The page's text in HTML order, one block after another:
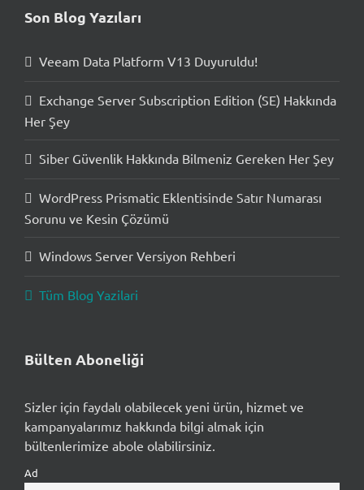
Son Blog Yazıları
Veeam Data Platform V13 Duyuruldu!
Exchange Server Subscription Edition (SE) Hakkında
Her Şey
Siber Güvenlik Hakkında Bilmeniz Gereken Her Şey
WordPress Prismatic Eklentisinde Satır Numarası
Sorunu ve Kesin Çözümü
Windows Server Versiyon Rehberi
Tüm Blog Yazilari
Bülten Aboneliği
Sizler için faydalı olabilecek yeni ürün, hizmet ve
kampanyalarımız hakkında bilgi almak için
bültenlerimize abole olabilirsiniz.
Ad